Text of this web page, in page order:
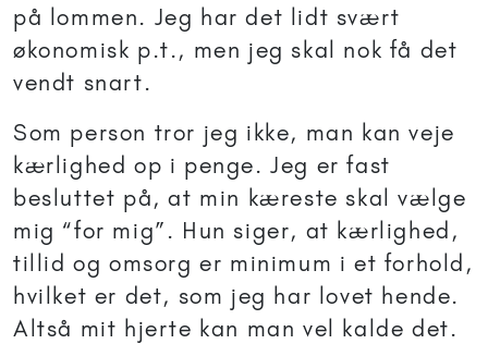
på lommen. Jeg har det lidt svært
økonomisk p.t., men jeg skal nok få det
vendt snart.
Som person tror jeg ikke, man kan veje
kærlighed op i penge. Jeg er fast
besluttet på, at min kæreste skal vælge
mig “for mig”. Hun siger, at kærlighed,
tillid og omsorg er minimum i et forhold,
hvilket er det, som jeg har lovet hende.
Altså mit hjerte kan man vel kalde det.